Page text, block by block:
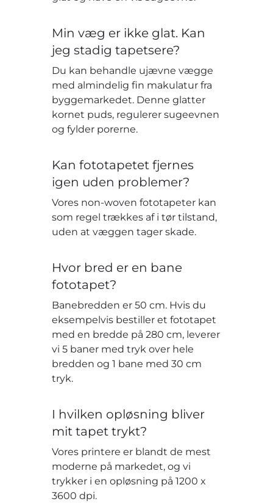
Min væg er ikke glat. Kan
jeg stadig tapetsere?
Du kan behandle ujævne vægge
med almindelig fin makulatur fra
byggemarkedet. Denne glatter
kornet puds, regulerer sugeevnen
og fylder porerne.
Kan fototapetet fjernes
igen uden problemer?
Vores non-woven fototapeter kan
som regel trækkes af i tør tilstand,
uden at væggen tager skade.
Hvor bred er en bane
fototapet?
Banebredden er 50 cm. Hvis du
eksempelvis bestiller et fototapet
med en bredde på 280 cm, leverer
vi 5 baner med tryk over hele
bredden og 1 bane med 30 cm
tryk.
I hvilken opløsning bliver
mit tapet trykt?
Vores printere er blandt de mest
moderne på markedet, og vi
trykker i en opløsning på 1200 x
3600 dpi.